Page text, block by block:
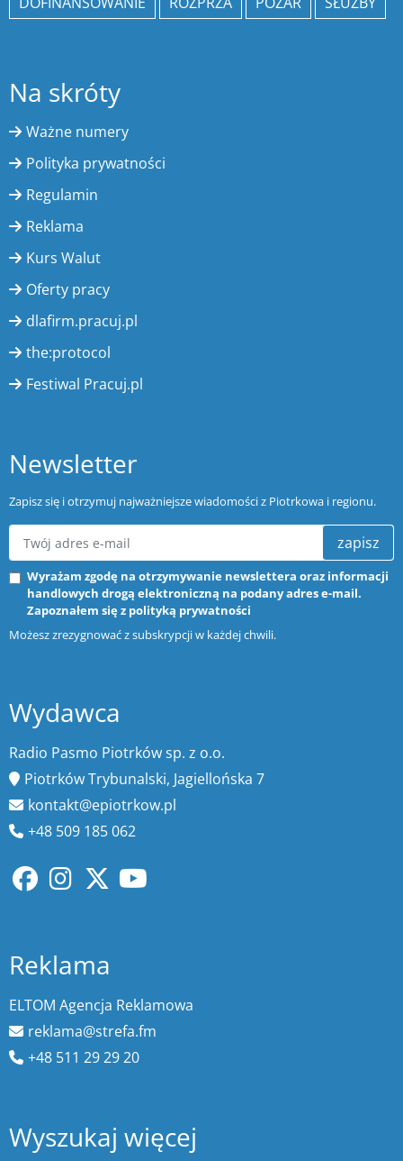
Na skróty
Ważne numery
Polityka prywatności
Regulamin
Reklama
Kurs Walut
Oferty pracy
dlafirm.pracuj.pl
the:protocol
Festiwal Pracuj.pl
Newsletter
Zapisz się i otrzymuj najważniejsze wiadomości z Piotrkowa i regionu.
zapisz
Wyrażam zgodę na otrzymywanie newslettera oraz informacji
handlowych drogą elektroniczną na podany adres e-mail.
Zapoznałem się z polityką prywatności
Możesz zrezygnować z subskrypcji w każdej chwili.
Wydawca
Radio Pasmo Piotrków sp. z o.o.
Piotrków Trybunalski, Jagiellońska 7
kontakt@epiotrkow.pl
+48 509 185 062
Reklama
ELTOM Agencja Reklamowa
reklama@strefa.fm
+48 511 29 29 20
Wyszukaj więcej